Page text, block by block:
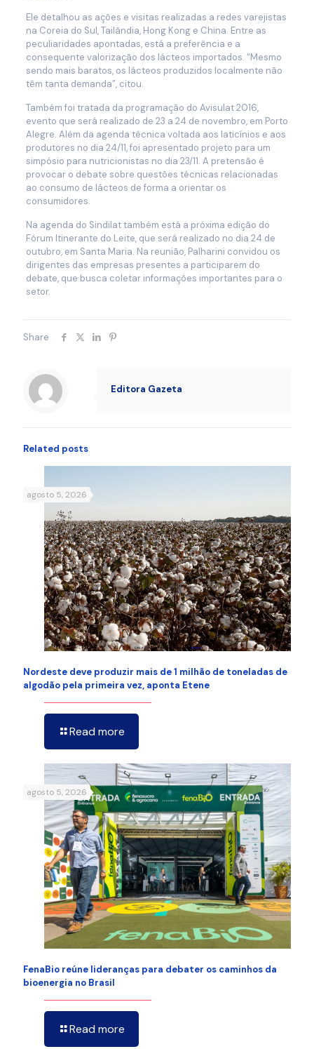
Ele detalhou as ações e visitas realizadas a redes varejistas
na Coreia do Sul, Tailândia, Hong Kong e China. Entre as
peculiaridades apontadas, está a preferência e a
consequente valorização dos lácteos importados. “Mesmo
sendo mais baratos, os lácteos produzidos localmente não
têm tanta demanda”, citou.
Também foi tratada da programação do Avisulat 2016,
evento que será realizado de 23 a 24 de novembro, em Porto
Alegre. Além da agenda técnica voltada aos laticínios e aos
produtores no dia 24/11, foi apresentado projeto para um
simpósio para nutricionistas no dia 23/11. A pretensão é
provocar o debate sobre questões técnicas relacionadas
ao consumo de lácteos de forma a orientar os
consumidores.
Na agenda do Sindilat também está a próxima edição do
Fórum Itinerante do Leite, que será realizado no dia 24 de
outubro, em Santa Maria. Na reunião, Palharini convidou os
dirigentes das empresas presentes a participarem do
debate, que busca coletar informações importantes para o
setor.
Share
Editora Gazeta
Related posts
agosto 5, 2026
Nordeste deve produzir mais de 1 milhão de toneladas de
algodão pela primeira vez, aponta Etene
Read more
agosto 5, 2026
FenaBio reúne lideranças para debater os caminhos da
bioenergia no Brasil
Read more